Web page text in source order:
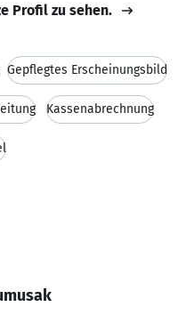
Profil zu sehen.
Gepflegtes Erscheinungsbild
Kassenabrechnung